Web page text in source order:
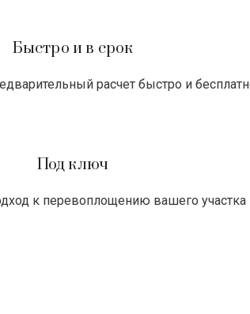
Быстро и в срок
расчет быстро и
Под ключ
к перевоплощению вашего участка